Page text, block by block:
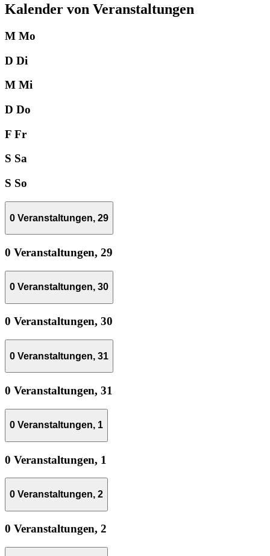
Kalender von Veranstaltungen
M Mo
D Di
M Mi
D Do
F Fr
S Sa
S So
0 Veranstaltungen, 29
0 Veranstaltungen, 29
0 Veranstaltungen, 30
0 Veranstaltungen, 30
0 Veranstaltungen, 31
0 Veranstaltungen, 31
0 Veranstaltungen, 1
0 Veranstaltungen, 1
0 Veranstaltungen, 2
0 Veranstaltungen, 2